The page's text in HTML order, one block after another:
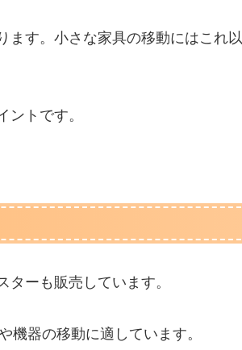
ます。小さな家具の移動にはこれ以
トです。
ーも販売しています。
機器の移動に適しています。